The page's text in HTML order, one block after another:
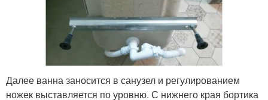
Далее ванна заносится в санузел и регулированием
ножек выставляется по уровню. С нижнего края бортика